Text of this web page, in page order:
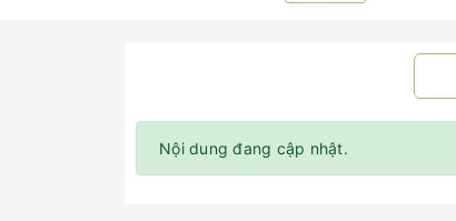
Nội dung đang cập nhật.